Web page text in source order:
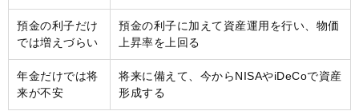
預金の利子だけ
では増えづらい
預金の利子に加えて資産運用を行い、物価
上昇率を上回る
年金だけでは将
来が不安
将来に備えて、今からNISAやiDeCoで資産
形成する